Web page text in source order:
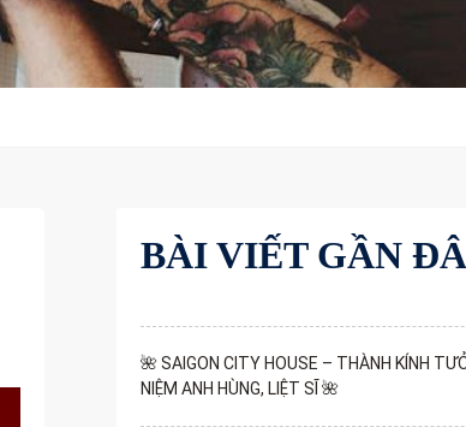
BÀI VIẾT GẦN
🌺 SAIGON CITY HOUSE – THÀNH KÍNH
NIỆM ANH HÙNG, LIỆT SĨ 🌺